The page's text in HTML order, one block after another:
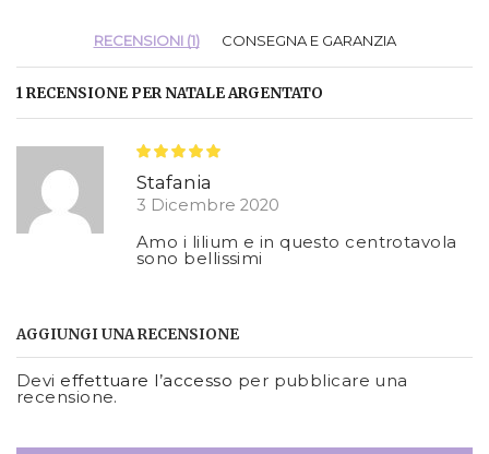
RECENSIONI (1) CONSEGNA E GARANZIA
1 RECENSIONE PERNATALE ARGENTATO
Stafania
3 Dicembre 2020
Amo i lilium e in questo centrotavola
sono bellissimi
AGGIUNGI UNA RECENSIONE
Devi effettuare l’accesso per pubblicare una
recensione.